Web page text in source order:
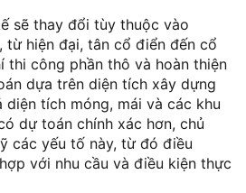
sẽ thay đổi tùy thuộc vào
từ hiện đại, tân cổ điển đến cổ
thi công phần thô và hoàn thiện
dựa trên diện tích xây dựng
tích móng, mái và các khu
dự toán chính xác hơn, chủ
các yếu tố này, từ đó điều
với nhu cầu và điều kiện thực